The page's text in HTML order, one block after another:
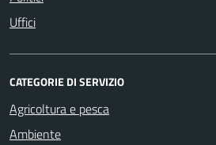
Uffici
CATEGORIE DI SERVIZIO
Agricoltura e pesca
Ambiente